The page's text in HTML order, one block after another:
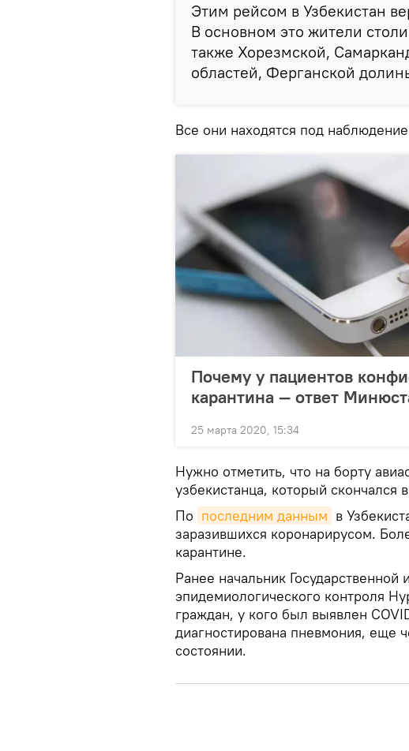
Этим рейсом в Узбекистан
В основном это жители
также Хорезмской,
областей, Ферганской
Все они находятся под
Почему у пациентов
карантина — ответ
25 марта 2020, 15:34
Нужно отметить, что на борту
узбекистанца, который скончался
По последним данным в
заразившихся коронарирусом.
карантине.
Ранее начальник Государственной
эпидемиологического контроля
граждан, у кого был выявлен
диагностирована пневмония, еще
состоянии.